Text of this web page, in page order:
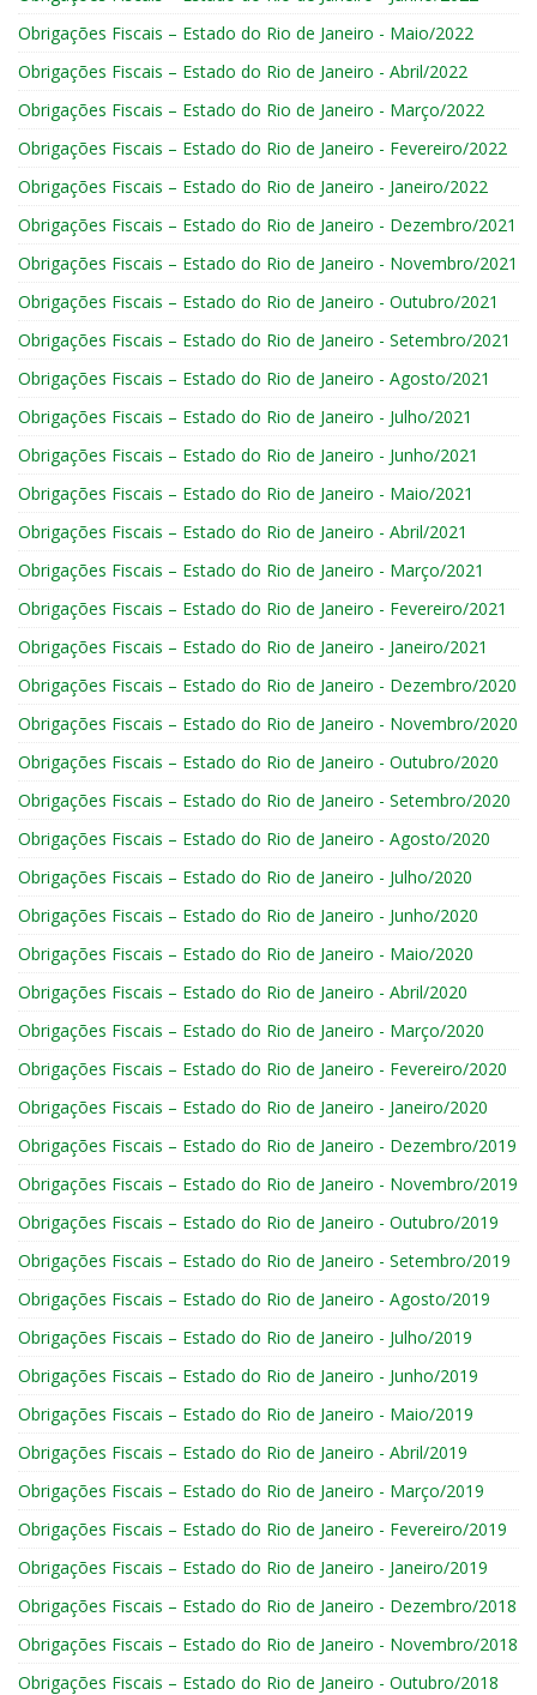
Obrigações Fiscais – Estado do Rio de Janeiro - Maio/2022
Obrigações Fiscais – Estado do Rio de Janeiro - Abril/2022
Obrigações Fiscais – Estado do Rio de Janeiro - Março/2022
Obrigações Fiscais – Estado do Rio de Janeiro - Fevereiro/2022
Obrigações Fiscais – Estado do Rio de Janeiro - Janeiro/2022
Obrigações Fiscais – Estado do Rio de Janeiro - Dezembro/2021
Obrigações Fiscais – Estado do Rio de Janeiro - Novembro/2021
Obrigações Fiscais – Estado do Rio de Janeiro - Outubro/2021
Obrigações Fiscais – Estado do Rio de Janeiro - Setembro/2021
Obrigações Fiscais – Estado do Rio de Janeiro - Agosto/2021
Obrigações Fiscais – Estado do Rio de Janeiro - Julho/2021
Obrigações Fiscais – Estado do Rio de Janeiro - Junho/2021
Obrigações Fiscais – Estado do Rio de Janeiro - Maio/2021
Obrigações Fiscais – Estado do Rio de Janeiro - Abril/2021
Obrigações Fiscais – Estado do Rio de Janeiro - Março/2021
Obrigações Fiscais – Estado do Rio de Janeiro - Fevereiro/2021
Obrigações Fiscais – Estado do Rio de Janeiro - Janeiro/2021
Obrigações Fiscais – Estado do Rio de Janeiro - Dezembro/2020
Obrigações Fiscais – Estado do Rio de Janeiro - Novembro/2020
Obrigações Fiscais – Estado do Rio de Janeiro - Outubro/2020
Obrigações Fiscais – Estado do Rio de Janeiro - Setembro/2020
Obrigações Fiscais – Estado do Rio de Janeiro - Agosto/2020
Obrigações Fiscais – Estado do Rio de Janeiro - Julho/2020
Obrigações Fiscais – Estado do Rio de Janeiro - Junho/2020
Obrigações Fiscais – Estado do Rio de Janeiro - Maio/2020
Obrigações Fiscais – Estado do Rio de Janeiro - Abril/2020
Obrigações Fiscais – Estado do Rio de Janeiro - Março/2020
Obrigações Fiscais – Estado do Rio de Janeiro - Fevereiro/2020
Obrigações Fiscais – Estado do Rio de Janeiro - Janeiro/2020
Obrigações Fiscais – Estado do Rio de Janeiro - Dezembro/2019
Obrigações Fiscais – Estado do Rio de Janeiro - Novembro/2019
Obrigações Fiscais – Estado do Rio de Janeiro - Outubro/2019
Obrigações Fiscais – Estado do Rio de Janeiro - Setembro/2019
Obrigações Fiscais – Estado do Rio de Janeiro - Agosto/2019
Obrigações Fiscais – Estado do Rio de Janeiro - Julho/2019
Obrigações Fiscais – Estado do Rio de Janeiro - Junho/2019
Obrigações Fiscais – Estado do Rio de Janeiro - Maio/2019
Obrigações Fiscais – Estado do Rio de Janeiro - Abril/2019
Obrigações Fiscais – Estado do Rio de Janeiro - Março/2019
Obrigações Fiscais – Estado do Rio de Janeiro - Fevereiro/2019
Obrigações Fiscais – Estado do Rio de Janeiro - Janeiro/2019
Obrigações Fiscais – Estado do Rio de Janeiro - Dezembro/2018
Obrigações Fiscais – Estado do Rio de Janeiro - Novembro/2018
Obrigações Fiscais – Estado do Rio de Janeiro - Outubro/2018